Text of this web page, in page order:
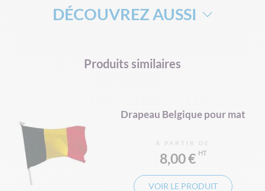
DÉCOUVREZ AUSSI
MÂT TÉLÉSCOPIQUE POUR DRAPEAU
Produits similaires
Drapeau Belgique pour mat
À PARTIR DE
8,00 €
VOIR LE PRODUIT